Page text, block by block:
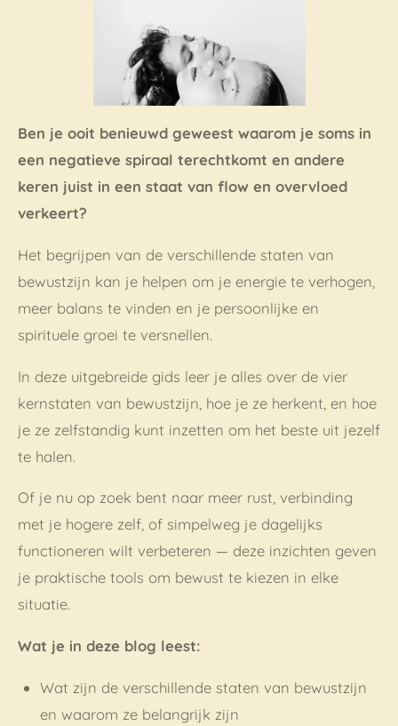
Ben je ooit benieuwd geweest waarom je soms in
een negatieve spiraal terechtkomt en andere
keren juist in een staat van flow en overvloed
verkeert?
Het begrijpen van de verschillende staten van
bewustzijn kan je helpen om je energie te verhogen,
meer balans te vinden en je persoonlijke en
spirituele groei te versnellen.
In deze uitgebreide gids leer je alles over de vier
kernstaten van bewustzijn, hoe je ze herkent, en hoe
je ze zelfstandig kunt inzetten om het beste uit jezelf
te halen.
Of je nu op zoek bent naar meer rust, verbinding
met je hogere zelf, of simpelweg je dagelijks
functioneren wilt verbeteren — deze inzichten geven
je praktische tools om bewust te kiezen in elke
situatie.
Wat je in deze blog leest:
Wat zijn de verschillende staten van bewustzijn
en waarom ze belangrijk zijn